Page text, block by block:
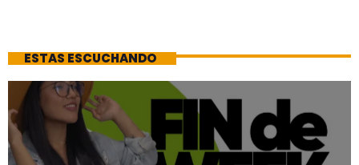
ESTAS ESCUCHANDO